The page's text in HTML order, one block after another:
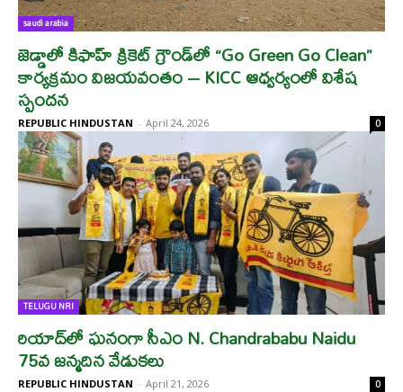
saudi arabia
జెడ్డాలో కిఫాహ్ క్రికెట్ గ్రౌండ్‌లో “Go Green Go Clean”
కార్యక్రమం విజయవంతం – KICC ఆధ్వర్యంలో విశేష
స్పందన
REPUBLIC HINDUSTAN - April 24, 2026 0
TELUGU NRI
రియాద్‌లో ఘనంగా సీఎం N. Chandrababu Naidu
75వ జన్మదిన వేడుకలు
REPUBLIC HINDUSTAN - April 21, 2026 0